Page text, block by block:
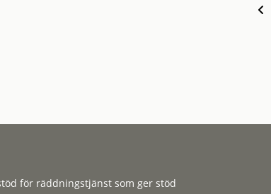
för räddningstjänst som ger stöd